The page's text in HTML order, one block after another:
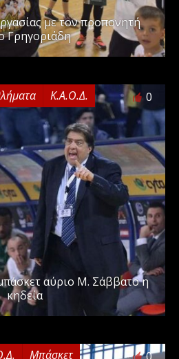
με τον προπονητή
Γρηγοριάδη
Κ.Α.Ο.Δ. 0
αύριο Μ. Σάββατο η
κηδεία
Μπάσκετ